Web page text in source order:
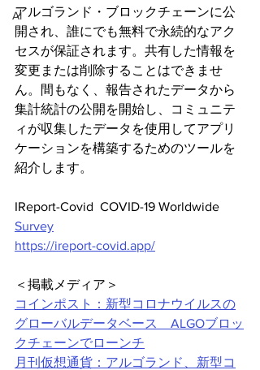
AI
アルゴランド・ブロックチェーンに公
開され、誰にでも無料で永続的なアク
セスが保証されます。共有した情報を
変更または削除することはできませ
ん。間もなく、報告されたデータから
集計統計の公開を開始し、コミュニテ
ィが収集したデータを使用してアプリ
ケーションを構築するためのツールを
紹介します。
IReport-Covid  COVID-19 Worldwide
Survey
https://ireport-covid.app/
＜掲載メディア＞
コインポスト：新型コロナウイルスの
グローバルデータベース　ALGOブロッ
クチェーンでローンチ
月刊仮想通貨：アルゴランド、新型コ